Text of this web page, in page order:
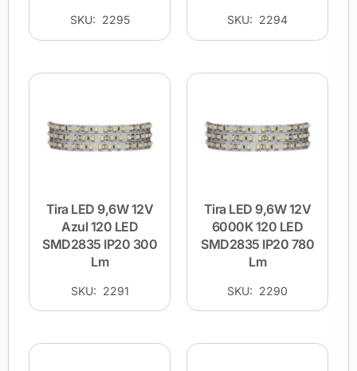
SKU: 2295 SKU: 2294
Tira LED 9,6W 12V
Azul 120 LED
SMD2835 IP20 300
Lm
SKU: 2291
Tira LED 9,6W 12V
6000K 120 LED
SMD2835 IP20 780
Lm
SKU: 2290